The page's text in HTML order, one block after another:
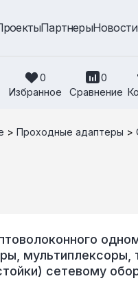
ПартнерыНовости
0
Избранное
0
Сравнение
> Проходные адаптеры >
мультиплексоры,
сетевому